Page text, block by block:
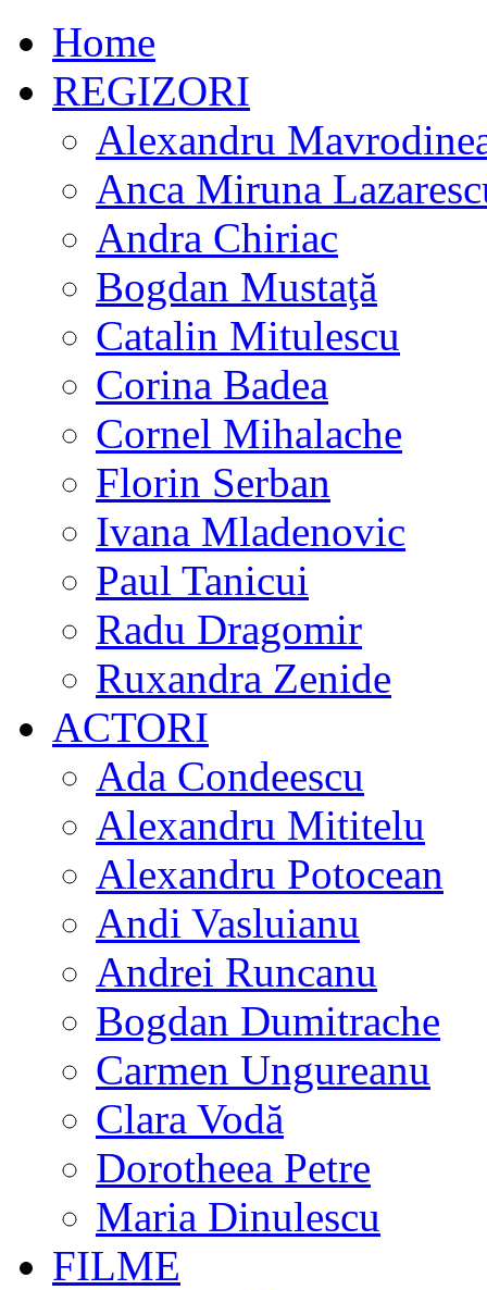
Home
REGIZORI
Alexandru
Anca Miruna
Andra Chiriac
Bogdan Mustaţă
Catalin Mitulescu
Corina Badea
Cornel Mihalache
Florin Serban
Ivana Mladenovic
Paul Tanicui
Radu Dragomir
Ruxandra Zenide
ACTORI
Ada Condeescu
Alexandru Mititelu
Alexandru Potocean
Andi Vasluianu
Andrei Runcanu
Bogdan Dumitrache
Carmen Ungureanu
Clara Vodă
Dorotheea Petre
Maria Dinulescu
FILME